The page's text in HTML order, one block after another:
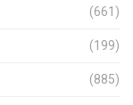
(661)
(199)
(885)